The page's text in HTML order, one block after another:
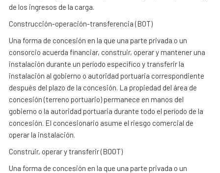
de los ingresos de la carga.
Construcción-operación-transferencia (BOT)
Una forma de concesión en la que una parte privada o un
consorcio acuerda financiar, construir, operar y mantener una
instalación durante un período específico y transferir la
instalación al gobierno o autoridad portuaria correspondiente
después del plazo de la concesión. La propiedad del área de
concesión (terreno portuario) permanece en manos del
gobierno o la autoridad portuaria durante todo el período de la
concesión. El concesionario asume el riesgo comercial de
operar la instalación.
Construir, operar y transferir (BOOT)
Una forma de concesión en la que una parte privada o un